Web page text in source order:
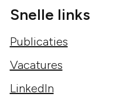
Snelle links
Publicaties
Vacatures
LinkedIn